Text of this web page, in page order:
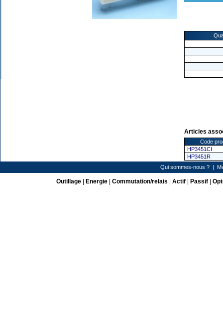
Articles
Code
HP3451CI
HP3451R
Qui sommes-nous ? |
Outillage| Energie| Commutation/relais Actif| Passif|